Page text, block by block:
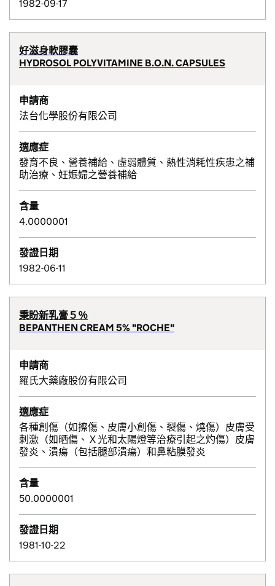
1982-09-17
好滋身軟膠囊
HYDROSOL POLYVITAMINE B.O.N. CAPSULES
申請商
法台化學股份有限公司
適應症
發育不良、營養補給、虛弱體質、熱性消耗性疾患之補
助治療、妊娠婦之營養補給
含量
4.0000001
發證日期
1982-06-11
秉盼新乳膏５％
BEPANTHEN CREAM 5% "ROCHE"
申請商
羅氏大藥廠股份有限公司
適應症
各種創傷（如擦傷、皮膚小創傷、裂傷、燒傷）皮膚受
刺激（如晒傷、Ｘ光和太陽燈等治療引起之灼傷）皮膚
發炎、潰瘍（包括腿部潰瘍）和鼻粘膜發炎
含量
50.0000001
發證日期
1981-10-22